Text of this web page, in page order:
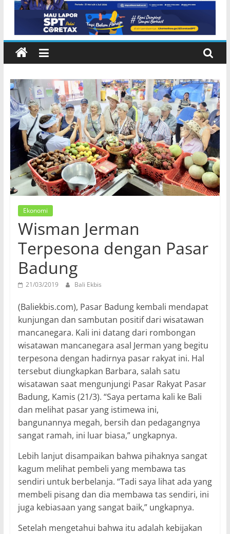
Ekonomi
Wisman Jerman
Terpesona dengan Pasar
Badung
21/03/2019 Bali Ekbis
(Baliekbis.com), Pasar Badung kembali mendapat
kunjungan dan sambutan positif dari wisatawan
mancanegara. Kali ini datang dari rombongan
wisatawan mancanegara asal Jerman yang begitu
terpesona dengan hadirnya pasar rakyat ini. Hal
tersebut diungkapkan Barbara, salah satu
wisatawan saat mengunjungi Pasar Rakyat Pasar
Badung, Kamis (21/3). “Saya pertama kali ke Bali
dan melihat pasar yang istimewa ini,
bangunannya megah, bersih dan pedagangnya
sangat ramah, ini luar biasa,” ungkapnya.
Lebih lanjut disampaikan bahwa pihaknya sangat
kagum melihat pembeli yang membawa tas
sendiri untuk berbelanja. “Tadi saya lihat ada yang
membeli pisang dan dia membawa tas sendiri, ini
juga kebiasaan yang sangat baik,” ungkapnya.
Setelah mengetahui bahwa itu adalah kebijakan